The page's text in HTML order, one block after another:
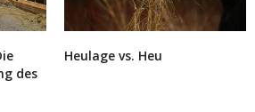
des
Heulage vs. Heu